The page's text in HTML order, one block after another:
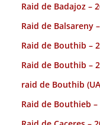
Raid de Badajoz –
Raid de Balsareny
Raid de Bouthib –
Raid de Bouthib –
raid de Bouthib
Raid de Bouthieb –